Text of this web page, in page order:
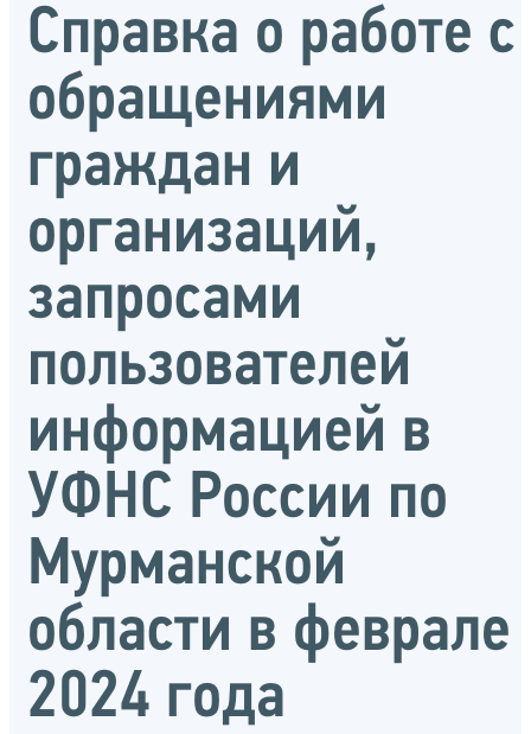
Справка о работе с
обращениями
граждан и
организаций,
запросами
пользователей
информацией в
УФНС России по
Мурманской
области в феврале
2024 года